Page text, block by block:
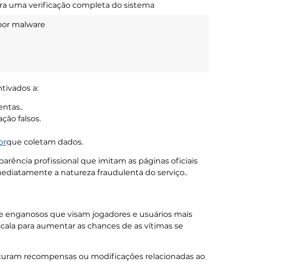
uma verificação completa do sistema
malware
a:
falsos.
que coletam dados.
profissional que imitam as páginas oficiais
a natureza fraudulenta do serviço..
que visam jogadores e usuários mais
para aumentar as chances de as vítimas se
recompensas ou modificações relacionadas ao